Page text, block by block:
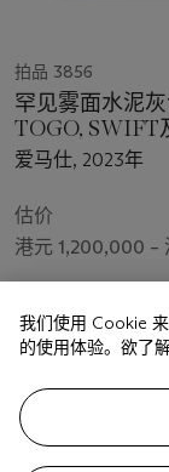
拍品 3856
罕见雾面水泥
TOGO, SWIFT
橙色及奶昔白
色CHÈVRE山
FAUBOURG柏
爱马仕, 2023年
估价
港元 1,200,000 –
港元 2,205,000
我们使用 Cookie
的使用体验。欲了